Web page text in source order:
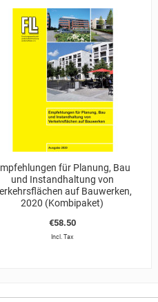
für Planung, Bau
und Instandhaltung von
auf Bauwerken,
2020 (Kombipaket)
€58.50
Incl. Tax